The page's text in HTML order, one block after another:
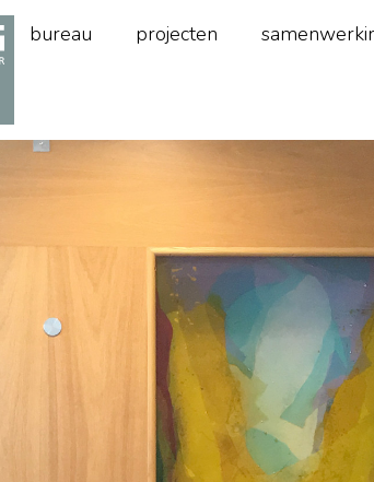
bureau projecten